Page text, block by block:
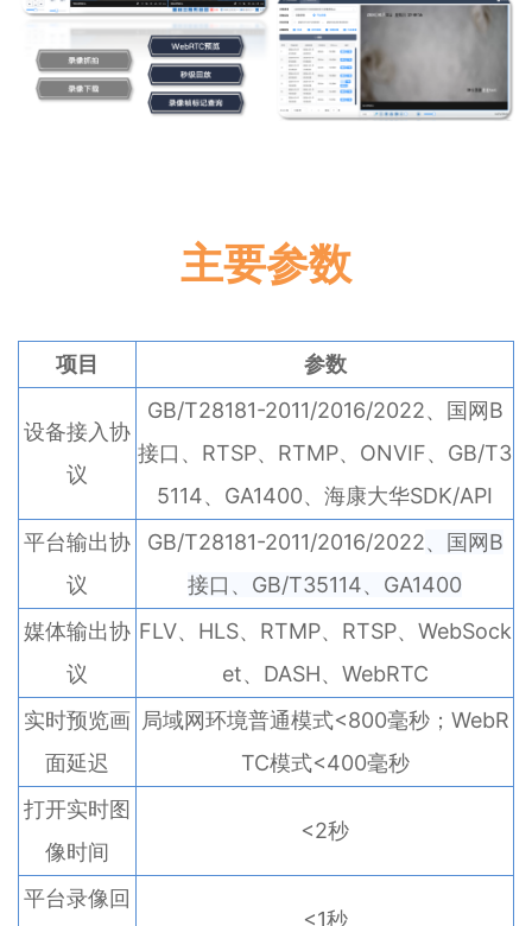
主要参数
项目 参数
设备接入协
议
GB/T28181-2011/2016/2022、国网B
接口、RTSP、RTMP、ONVIF、GB/T3
5114、GA1400、海康大华SDK/API
平台输出协
议
GB/T28181-2011/2016/2022、国网B
接口、 GB/T35114、GA1400
媒体输出协
议
FLV、HLS、RTMP、RTSP、WebSock
et、DASH、WebRTC
实时预览画
面延迟
局域网环境普通模式<800毫秒；WebR
TC模式<400毫秒
打开实时图
像时间
<2秒
平台录像回
<1秒